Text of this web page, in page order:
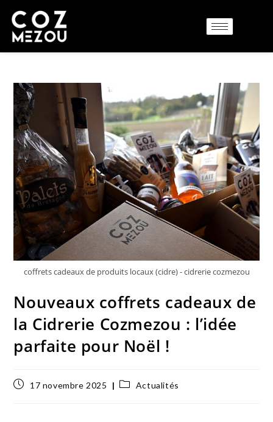
coffrets cadeaux de produits locaux (cidre) - cidrerie cozmezou
Nouveaux coffrets cadeaux de
la Cidrerie Cozmezou : l’idée
parfaite pour Noël !
17 novembre 2025 Actualités